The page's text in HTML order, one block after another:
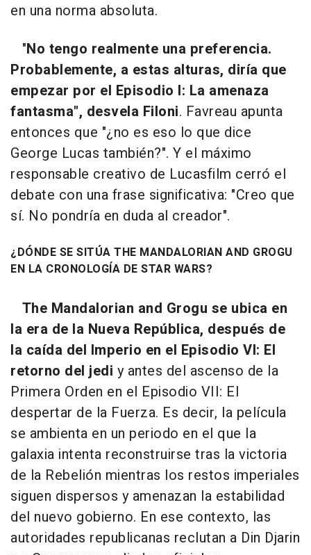
en una norma absoluta.
"No tengo realmente una preferencia.
Probablemente, a estas alturas, diría que
empezar por el Episodio I: La amenaza
fantasma", desvela Filoni. Favreau apunta
entonces que "¿no es eso lo que dice
George Lucas también?". Y el máximo
responsable creativo de Lucasfilm cerró el
debate con una frase significativa: "Creo que
sí. No pondría en duda al creador".
¿DÓNDE SE SITÚA THE MANDALORIAN AND GROGU
EN LA CRONOLOGÍA DE STAR WARS?
The Mandalorian and Grogu se ubica en
la era de la Nueva República, después de
la caída del Imperio en el Episodio VI: El
retorno del jedi y antes del ascenso de la
Primera Orden en el Episodio VII: El
despertar de la Fuerza. Es decir, la película
se ambienta en un periodo en el que la
galaxia intenta reconstruirse tras la victoria
de la Rebelión mientras los restos imperiales
siguen dispersos y amenazan la estabilidad
del nuevo gobierno. En ese contexto, las
autoridades republicanas reclutan a Din Djarin